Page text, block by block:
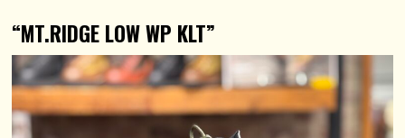
“MT.RIDGE LOW WP KLT”